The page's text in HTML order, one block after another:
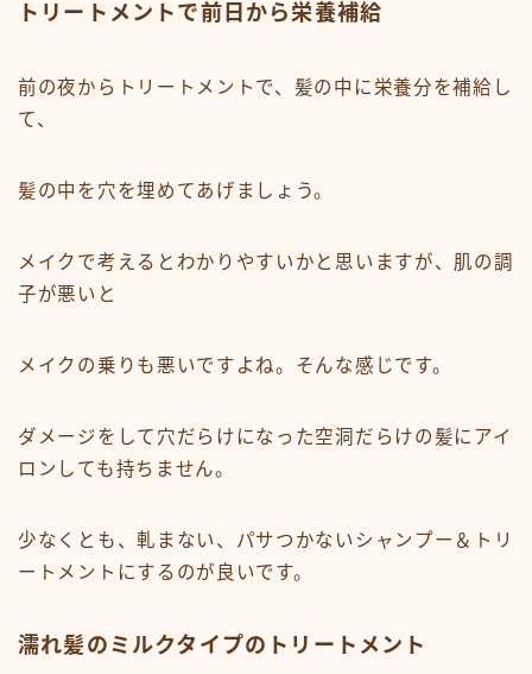
トリートメントで前日から栄養補給
前の夜からトリートメントで、髪の中に栄養分を補給し
て、
髪の中を穴を埋めてあげましょう。
メイクで考えるとわかりやすいかと思いますが、肌の調
子が悪いと
メイクの乗りも悪いですよね。そんな感じです。
ダメージをして穴だらけになった空洞だらけの髪にアイ
ロンしても持ちません。
少なくとも、軋まない、パサつかないシャンプー＆トリ
ートメントにするのが良いです。
濡れ髪のミルクタイプのトリートメント